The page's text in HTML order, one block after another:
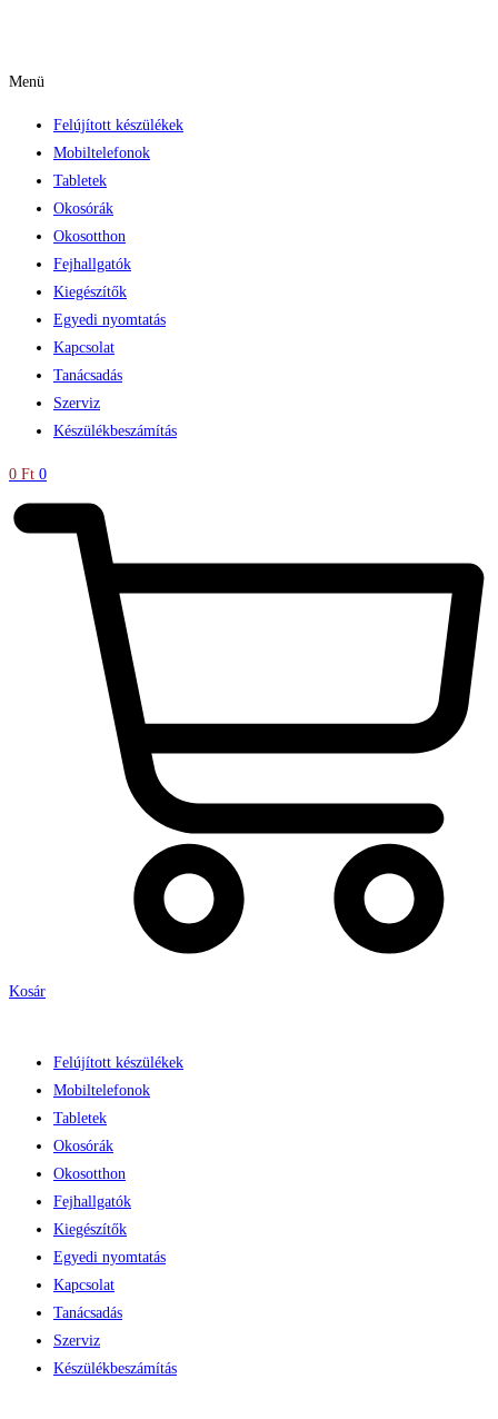
Menü
Felújított készülékek
Mobiltelefonok
Tabletek
Okosórák
Okosotthon
Fejhallgatók
Kiegészítők
Egyedi nyomtatás
Kapcsolat
Tanácsadás
Szerviz
Készülékbeszámítás
0 Ft 0
Kosár
Felújított készülékek
Mobiltelefonok
Tabletek
Okosórák
Okosotthon
Fejhallgatók
Kiegészítők
Egyedi nyomtatás
Kapcsolat
Tanácsadás
Szerviz
Készülékbeszámítás